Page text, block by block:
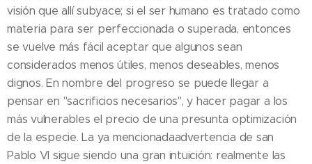
visión que allí subyace; si el ser humano es tratado como
materia para ser perfeccionada o superada, entonces
se vuelve más fácil aceptar que algunos sean
considerados menos útiles, menos deseables, menos
dignos. En nombre del progreso se puede llegar a
pensar en "sacrificios necesarios", y hacer pagar a los
más vulnerables el precio de una presunta optimización
de la especie. La ya mencionadaadvertencia de san
Pablo VI sigue siendo una gran intuición: realmente las